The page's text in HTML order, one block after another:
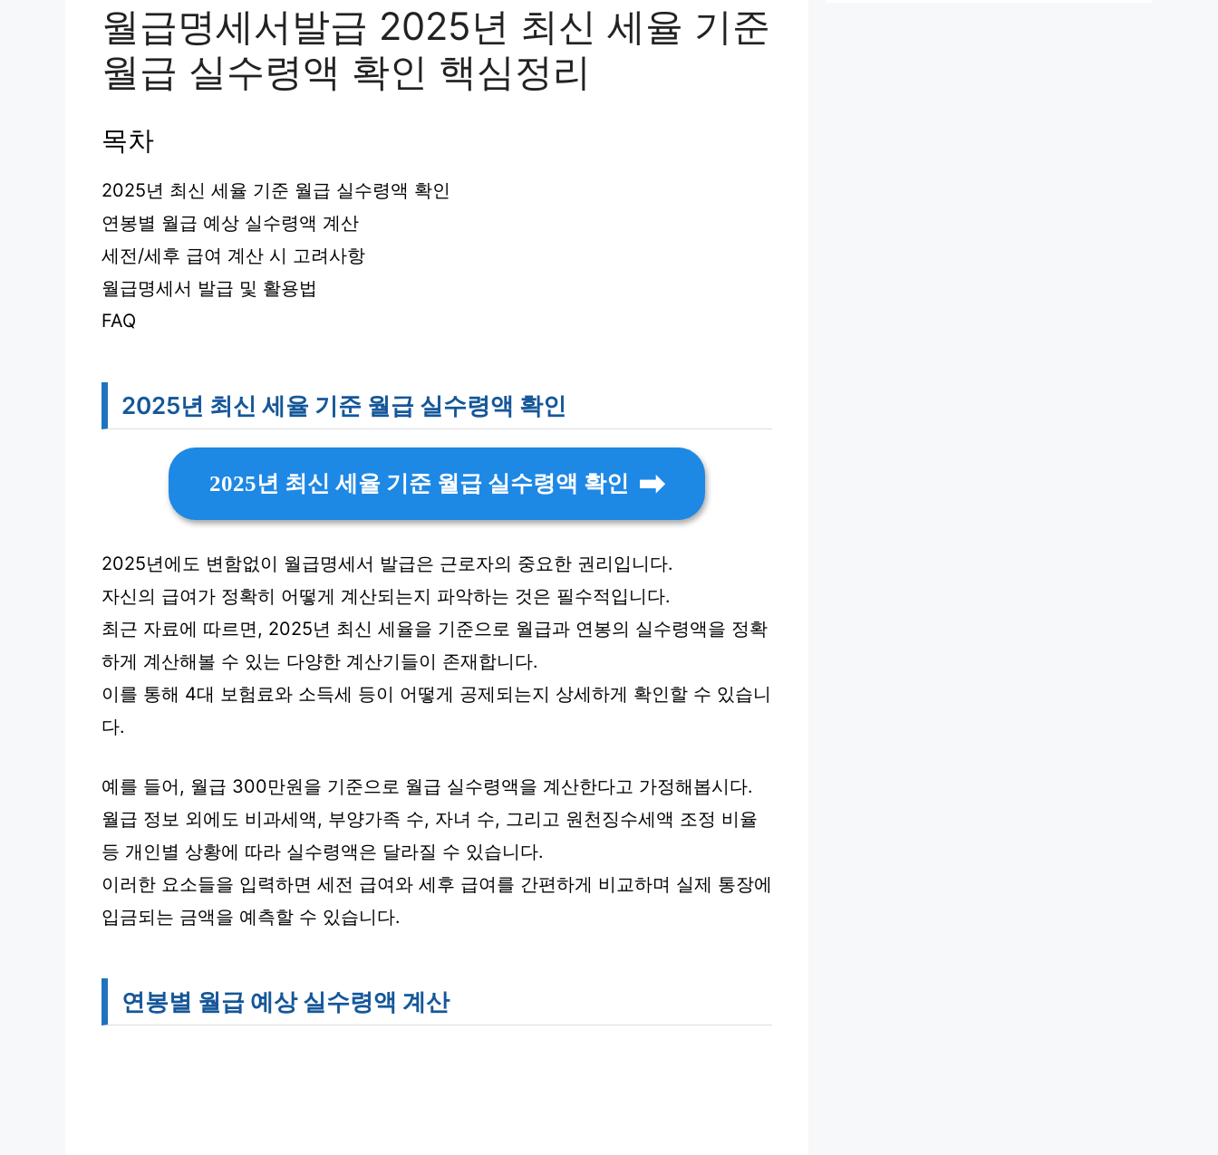
월급명세서발급 2025년 최신 세율 기준
월급 실수령액 확인 핵심정리
목차
2025년 최신 세율 기준 월급 실수령액 확인
연봉별 월급 예상 실수령액 계산
세전/세후 급여 계산 시 고려사항
월급명세서 발급 및 활용법
FAQ
2025년 최신 세율 기준 월급 실수령액 확인
2025년 최신 세율 기준 월급 실수령액 확인
2025년에도 변함없이 월급명세서 발급은 근로자의 중요한 권리입니다.
자신의 급여가 정확히 어떻게 계산되는지 파악하는 것은 필수적입니다.
최근 자료에 따르면, 2025년 최신 세율을 기준으로 월급과 연봉의 실수령액을 정확
하게 계산해볼 수 있는 다양한 계산기들이 존재합니다.
이를 통해 4대 보험료와 소득세 등이 어떻게 공제되는지 상세하게 확인할 수 있습니
다.
예를 들어, 월급 300만원을 기준으로 월급 실수령액을 계산한다고 가정해봅시다.
월급 정보 외에도 비과세액, 부양가족 수, 자녀 수, 그리고 원천징수세액 조정 비율
등 개인별 상황에 따라 실수령액은 달라질 수 있습니다.
이러한 요소들을 입력하면 세전 급여와 세후 급여를 간편하게 비교하며 실제 통장에
입금되는 금액을 예측할 수 있습니다.
연봉별 월급 예상 실수령액 계산